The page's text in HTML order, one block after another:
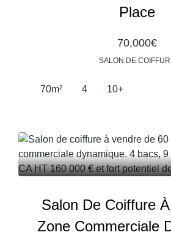
Place
70,000€
SALON DE
70m² 4 10+
Salon De Coiffure
Zone Commerciale